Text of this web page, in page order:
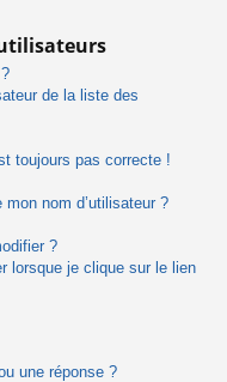
de la liste des
toujours pas correcte !
nom d’utilisateur ?
?
lorsque je clique sur le lien
une réponse ?